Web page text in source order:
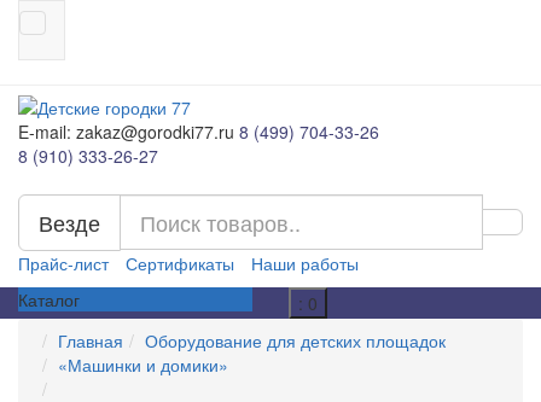
E-mail: zakaz@gorodki77.ru 8 (499) 704-33-26
8 (910) 333-26-27
Везде
Прайс-лист Сертификаты
Наши работы
Каталог
: 0
Главная
Оборудование для детских площадок
«Машинки и домики»